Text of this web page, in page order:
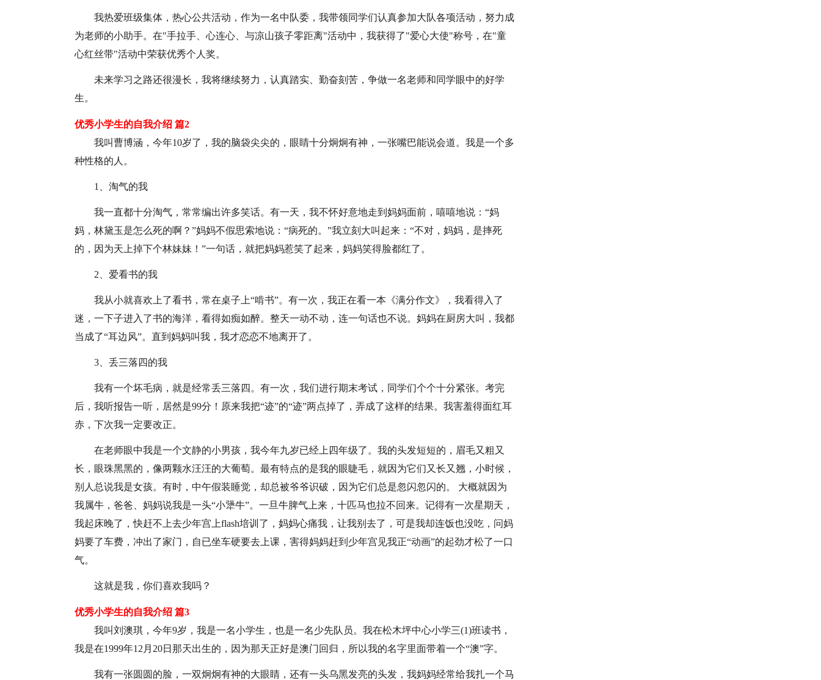
我热爱班级集体，热心公共活动，作为一名中队委，我带领同学们认真参加大队各项活动，努力成
为老师的小助手。在"手拉手、心连心、与凉山孩子零距离"活动中，我获得了"爱心大使"称号，在"童
心红丝带"活动中荣获优秀个人奖。
未来学习之路还很漫长，我将继续努力，认真踏实、勤奋刻苦，争做一名老师和同学眼中的好学
生。
优秀小学生的自我介绍 篇2
我叫曹博涵，今年10岁了，我的脑袋尖尖的，眼睛十分炯炯有神，一张嘴巴能说会道。我是一个多
种性格的人。
1、淘气的我
我一直都十分淘气，常常编出许多笑话。有一天，我不怀好意地走到妈妈面前，嘻嘻地说：“妈
妈，林黛玉是怎么死的啊？”妈妈不假思索地说：“病死的。”我立刻大叫起来：“不对，妈妈，是摔死
的，因为天上掉下个林妹妹！”一句话，就把妈妈惹笑了起来，妈妈笑得脸都红了。
2、爱看书的我
我从小就喜欢上了看书，常在桌子上“啃书”。有一次，我正在看一本《满分作文》，我看得入了
迷，一下子进入了书的海洋，看得如痴如醉。整天一动不动，连一句话也不说。妈妈在厨房大叫，我都
当成了“耳边风”。直到妈妈叫我，我才恋恋不地离开了。
3、丢三落四的我
我有一个坏毛病，就是经常丢三落四。有一次，我们进行期末考试，同学们个个十分紧张。考完
后，我听报告一听，居然是99分！原来我把“迹”的“迹”两点掉了，弄成了这样的结果。我害羞得面红耳
赤，下次我一定要改正。
在老师眼中我是一个文静的小男孩，我今年九岁已经上四年级了。我的头发短短的，眉毛又粗又
长，眼珠黑黑的，像两颗水汪汪的大葡萄。最有特点的是我的眼睫毛，就因为它们又长又翘，小时候，
别人总说我是女孩。有时，中午假装睡觉，却总被爷爷识破，因为它们总是忽闪忽闪的。 大概就因为
我属牛，爸爸、妈妈说我是一头“小犟牛”。一旦牛脾气上来，十匹马也拉不回来。记得有一次星期天，
我起床晚了，快赶不上去少年宫上flash培训了，妈妈心痛我，让我别去了，可是我却连饭也没吃，问妈
妈要了车费，冲出了家门，自已坐车硬要去上课，害得妈妈赶到少年宫见我正“动画”的起劲才松了一口
气。
这就是我，你们喜欢我吗？
优秀小学生的自我介绍 篇3
我叫刘澳琪，今年9岁，我是一名小学生，也是一名少先队员。我在松木坪中心小学三(1)班读书，
我是在1999年12月20日那天出生的，因为那天正好是澳门回归，所以我的名字里面带着一个“澳”字。
我有一张圆圆的脸，一双炯炯有神的大眼睛，还有一头乌黑发亮的头发，我妈妈经常给我扎一个马